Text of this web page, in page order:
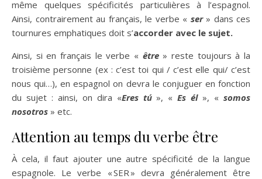
même quelques spécificités particulières à l’espagnol.
Ainsi, contrairement au français, le verbe « ser» dans ces
tournures emphatiques doit s’accorder avec le sujet.
Ainsi, si en français le verbe « être» reste toujours à la
troisième personne (ex : c’est toi qui / c’est elle qui/ c’est
nous qui…), en espagnol on devra le conjuguer en fonction
du sujet : ainsi, on dira «Eres tú», «Es él », «somos
nosotros » etc.
Attention au temps du verbe être
À cela, il faut ajouter une autre spécificité de la langue
espagnole. Le verbe « SER » devra généralement être